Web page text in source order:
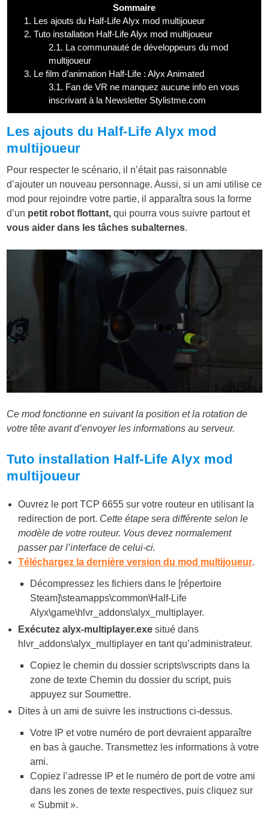
Sommaire
1. Les ajouts du Half-Life Alyx mod multijoueur
2. Tuto installation Half-Life Alyx mod multijoueur
2.1. La communauté de développeurs du mod
multijoueur
3. Le film d’animation Half-Life : Alyx Animated
3.1. Fan de VR ne manquez aucune info en vous
inscrivant à la Newsletter Stylistme.com
Les ajouts du Half-Life Alyx mod
multijoueur
Pour respecter le scénario, il n’était pas raisonnable
d’ajouter un nouveau personnage. Aussi, si un ami utilise ce
mod pour rejoindre votre partie, il apparaîtra sous la forme
d’un petit robot flottant, qui pourra vous suivre partout et
vous aider dans les tâches subalternes.
Ce mod fonctionne en suivant la position et la rotation de
votre tête avant d’envoyer les informations au serveur.
Tuto installation Half-Life Alyx mod
multijoueur
Ouvrez le port TCP 6655 sur votre routeur en utilisant la
redirection de port. Cette étape sera différente selon le
modèle de votre routeur. Vous devez normalement
passer par l’interface de celui-ci.
Téléchargez la dernière version du mod multijoueur.
Décompressez les fichiers dans le [répertoire
Steam]\steamapps\common\Half-Life
Alyx\game\hlvr_addons\alyx_multiplayer.
Exécutezalyx-multiplayer.exe situé dans
hlvr_addons\alyx_multiplayer en tant qu’administrateur.
Copiez le chemin du dossier scripts\vscripts dans la
zone de texte Chemin du dossier du script, puis
appuyez sur Soumettre.
Dites à un ami de suivre les instructions ci-dessus.
Votre IP et votre numéro de port devraient apparaître
en bas à gauche. Transmettez les informations à votre
ami.
Copiez l’adresse IP et le numéro de port de votre ami
dans les zones de texte respectives, puis cliquez sur
« Submit ».